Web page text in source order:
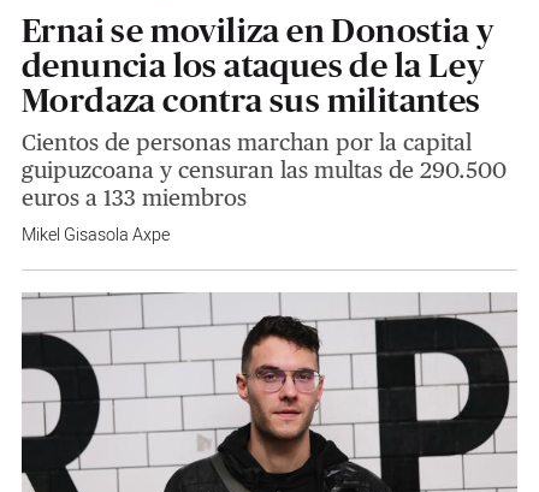
Ernai se moviliza en Donostia y
denuncia los ataques de la Ley
Mordaza contra sus militantes
Cientos de personas marchan por la capital
guipuzcoana y censuran las multas de 290.500
euros a 133 miembros
Mikel Gisasola Axpe